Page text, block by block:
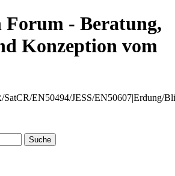
Forum - Beratung,
Konzeption vom
EN50494/JESS/EN50607|Erdung/